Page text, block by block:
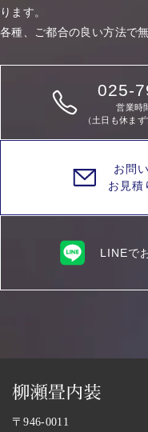
ります。
各種、ご都合の良い方法で
025-
営業時
（土日も休ま
お問
お見積
LINEで
〒946-0011